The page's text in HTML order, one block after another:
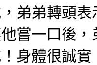
弟弟轉頭
嘗一口後
身體很誠